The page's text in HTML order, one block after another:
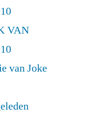
VAN
van Joke